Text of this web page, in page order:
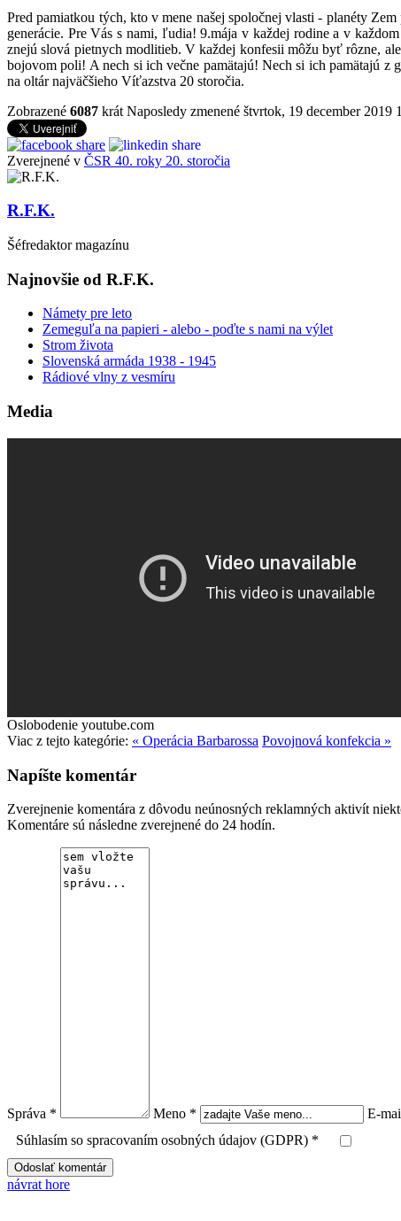
Pred pamiatkou tých, kto v mene našej spoločnej vlasti - planéty
generácie. Pre Vás s nami, ľudia! 9.mája v každej rodine a v
znejú slová pietnych modlitieb. V každej konfesii môžu byť rôzne,
bojovom poli! A nech si ich večne pamätajú! Nech si ich pamätajú z
na oltár najväčšieho Víťazstva 20 storočia.
Zobrazené 6087 krát Naposledy zmenené štvrtok, 19 december 2019
Zverejnené v ČSR 40. roky 20. storočia
R.F.K.
Šéfredaktor magazínu
Najnovšie od R.F.K.
Námety pre leto
Zemeguľa na papieri - alebo - poďte s nami na výlet
Strom života
Slovenská armáda 1938 - 1945
Rádiové vlny z vesmíru
Media
Oslobodenie youtube.com
Viac z tejto kategórie: « Operácia Barbarossa Povojnová konfekcia »
Napíšte komentár
Zverejnenie komentára z dôvodu neúnosných reklamných aktivít
Komentáre sú následne zverejnené do 24 hodín.
Správa * Meno * E-
Súhlasím so spracovaním osobných údajov (GDPR) *
návrat hore